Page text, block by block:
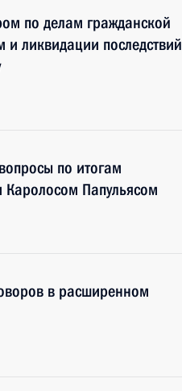
по делам гражданской
ликвидации последствий
по итогам
Каролосом Папульясом
в расширенном